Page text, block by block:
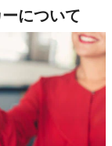
について